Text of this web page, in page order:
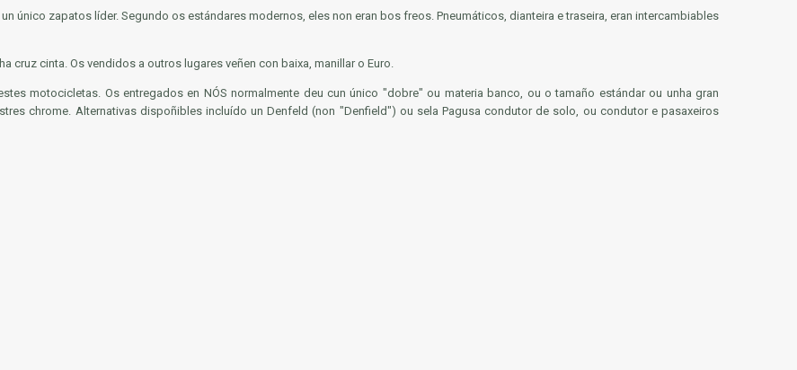
único zapatos líder. Segundo os estándares modernos, eles non eran bos freos. Pneumáticos, dianteira e traseira, eran intercambiables
cruz cinta. Os vendidos a outros lugares veñen con baixa, manillaro Euro.
motocicletas. Os entregados en NÓS normalmente deu cun único "dobre" ou materia banco, ou o tamaño estándar ou unha gran
chrome. Alternativas dispoñibles incluído un Denfeld(non "Denfield") ou sela Pagusa condutor de solo, ou condutor e pasaxeiros